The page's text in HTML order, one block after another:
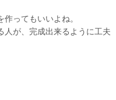
ってもいいよね。
人が、完成出来るように工夫